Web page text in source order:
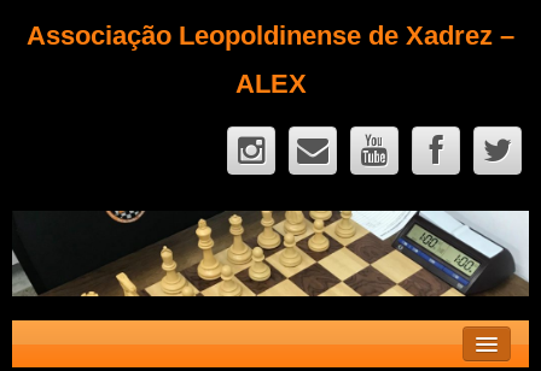
Associação Leopoldinense de Xadrez –
ALEX